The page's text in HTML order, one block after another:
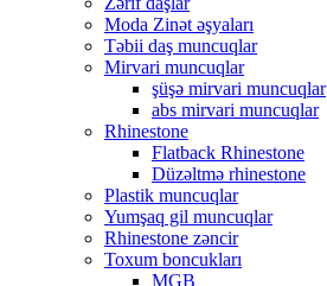
Moda Zinət əşyaları
Təbii daş muncuqlar
Mirvari muncuqlar
şüşə mirvari muncuqlar
abs mirvari muncuqlar
Rhinestone
Flatback Rhinestone
Düzəltmə rhinestone
Plastik muncuqlar
Yumşaq gil muncuqlar
Rhinestone zəncir
Toxum boncukları
MGB